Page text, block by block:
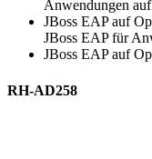
Anwendungen
JBoss EAP auf
JBoss EAP für
JBoss EAP auf
RH-AD258